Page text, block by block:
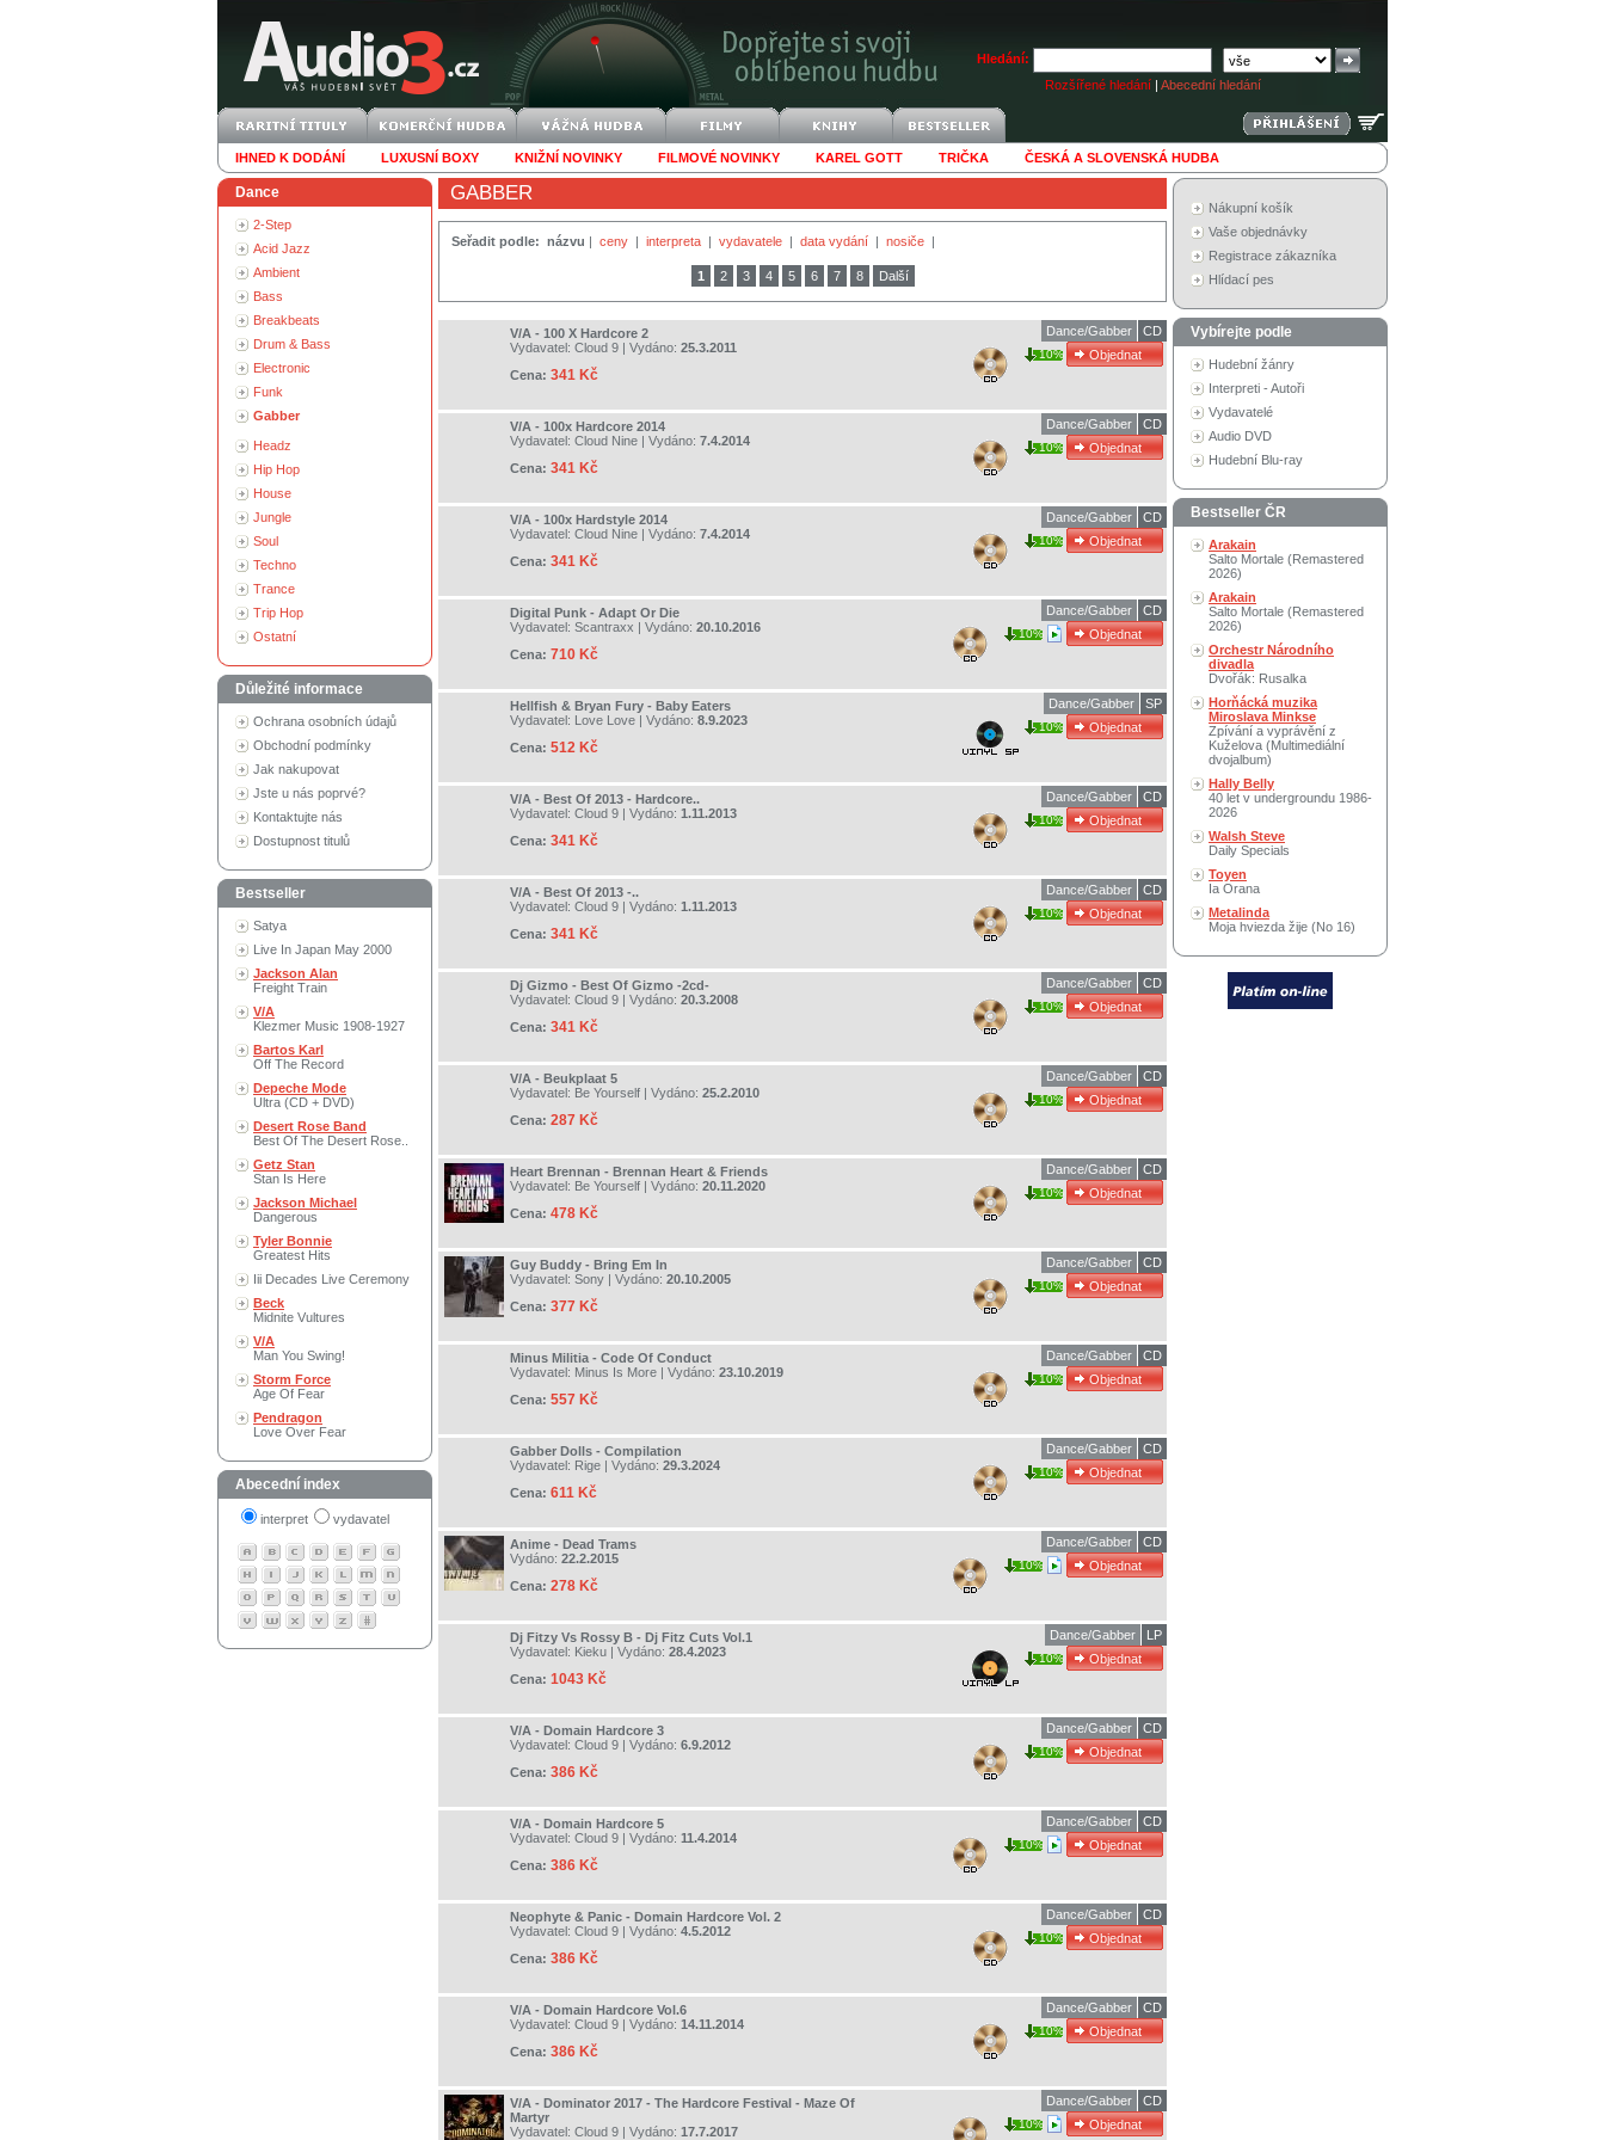
Hledání:
Rozšířené hledání | Abecední hledání
IHNED K DODÁNÍ LUXUSNÍ BOXY KNIŽNÍ NOVINKY FILMOVÉ NOVINKY KAREL GOTT TRIČKA ČESKÁ A SLOVENSKÁ HUDBA
Dance
2-Step
Acid Jazz
Ambient
Bass
Breakbeats
Drum & Bass
Electronic
Funk
Gabber
Headz
Hip Hop
House
Jungle
Soul
Techno
Trance
Trip Hop
Ostatní
Důležité informace
Ochrana osobních údajů
Obchodní podmínky
Jak nakupovat
Jste u nás poprvé?
Kontaktujte nás
Dostupnost titulů
Bestseller
Satya
Live In Japan May 2000
Jackson Alan
Freight Train
V/A
Klezmer Music 1908-1927
Bartos Karl
Off The Record
Depeche Mode
Ultra (CD + DVD)
Desert Rose Band
Best Of The Desert Rose..
Getz Stan
Stan Is Here
Jackson Michael
Dangerous
Tyler Bonnie
Greatest Hits
Iii Decades Live Ceremony
Beck
Midnite Vultures
V/A
Man You Swing!
Storm Force
Age Of Fear
Pendragon
Love Over Fear
Abecední index
interpret vydavatel
GABBER
Seřadit podle: názvu | ceny | interpreta | vydavatele | data vydání | nosiče |
1 2 3 4 5 6 7 8 Další
V/A - 100 X Hardcore 2
Vydavatel: Cloud 9 | Vydáno: 25.3.2011
Cena: 341 Kč
CD
Dance/Gabber
10%
V/A - 100x Hardcore 2014
Vydavatel: Cloud Nine | Vydáno: 7.4.2014
Cena: 341 Kč
CD
Dance/Gabber
10%
V/A - 100x Hardstyle 2014
Vydavatel: Cloud Nine | Vydáno: 7.4.2014
Cena: 341 Kč
CD
Dance/Gabber
10%
Digital Punk - Adapt Or Die
Vydavatel: Scantraxx | Vydáno: 20.10.2016
Cena: 710 Kč
CD
Dance/Gabber
10%
Hellfish & Bryan Fury - Baby Eaters
Vydavatel: Love Love | Vydáno: 8.9.2023
Cena: 512 Kč
SP
Dance/Gabber
10%
V/A - Best Of 2013 - Hardcore..
Vydavatel: Cloud 9 | Vydáno: 1.11.2013
Cena: 341 Kč
CD
Dance/Gabber
10%
V/A - Best Of 2013 -..
Vydavatel: Cloud 9 | Vydáno: 1.11.2013
Cena: 341 Kč
CD
Dance/Gabber
10%
Dj Gizmo - Best Of Gizmo -2cd-
Vydavatel: Cloud 9 | Vydáno: 20.3.2008
Cena: 341 Kč
CD
Dance/Gabber
10%
V/A - Beukplaat 5
Vydavatel: Be Yourself | Vydáno: 25.2.2010
Cena: 287 Kč
CD
Dance/Gabber
10%
Heart Brennan - Brennan Heart & Friends
Vydavatel: Be Yourself | Vydáno: 20.11.2020
Cena: 478 Kč
CD
Dance/Gabber
10%
Guy Buddy - Bring Em In
Vydavatel: Sony | Vydáno: 20.10.2005
Cena: 377 Kč
CD
Dance/Gabber
10%
Minus Militia - Code Of Conduct
Vydavatel: Minus Is More | Vydáno: 23.10.2019
Cena: 557 Kč
CD
Dance/Gabber
10%
Gabber Dolls - Compilation
Vydavatel: Rige | Vydáno: 29.3.2024
Cena: 611 Kč
CD
Dance/Gabber
10%
Anime - Dead Trams
Vydáno: 22.2.2015
Cena: 278 Kč
CD
Dance/Gabber
10%
Dj Fitzy Vs Rossy B - Dj Fitz Cuts Vol.1
Vydavatel: Kieku | Vydáno: 28.4.2023
Cena: 1043 Kč
LP
Dance/Gabber
10%
V/A - Domain Hardcore 3
Vydavatel: Cloud 9 | Vydáno: 6.9.2012
Cena: 386 Kč
CD
Dance/Gabber
10%
V/A - Domain Hardcore 5
Vydavatel: Cloud 9 | Vydáno: 11.4.2014
Cena: 386 Kč
CD
Dance/Gabber
10%
Neophyte & Panic - Domain Hardcore Vol. 2
Vydavatel: Cloud 9 | Vydáno: 4.5.2012
Cena: 386 Kč
CD
Dance/Gabber
10%
V/A - Domain Hardcore Vol.6
Vydavatel: Cloud 9 | Vydáno: 14.11.2014
Cena: 386 Kč
CD
Dance/Gabber
10%
V/A - Dominator 2017 - The Hardcore Festival - Maze Of
Martyr
Vydavatel: Cloud 9 | Vydáno: 17.7.2017
CD
Dance/Gabber
10%
Nákupní košík
Vaše objednávky
Registrace zákazníka
Hlídací pes
Vybírejte podle
Hudební žánry
Interpreti - Autoři
Vydavatelé
Audio DVD
Hudební Blu-ray
Bestseller ČR
Arakain
Salto Mortale (Remastered
2026)
Arakain
Salto Mortale (Remastered
2026)
Orchestr Národního
divadla
Dvořák: Rusalka
Horňácká muzika
Miroslava Minkse
Zpívání a vyprávění z
Kuželova (Multimediální
dvojalbum)
Hally Belly
40 let v undergroundu 1986-
2026
Walsh Steve
Daily Specials
Toyen
Ia Orana
Metalinda
Moja hviezda žije (No 16)